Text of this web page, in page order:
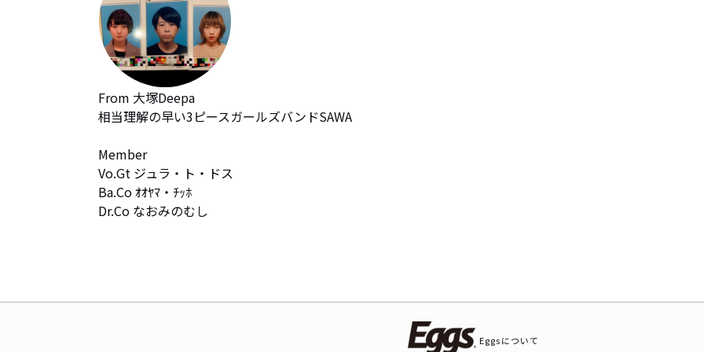
From 大塚Deepa
相当理解の早い3ピースガールズバンドSAWA
Member
Vo.Gt ジュラ・ト・ドス
Ba.Co ｵｵﾔﾏ・ﾁｯﾎ
Dr.Co なおみのむし
Eggsについて